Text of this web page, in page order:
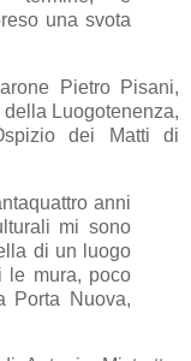
una svota
Pietro Pisani,
Luogotenenza,
dei Matti di
anni
mi sono
di un luogo
le mura, poco
Porta Nuova,